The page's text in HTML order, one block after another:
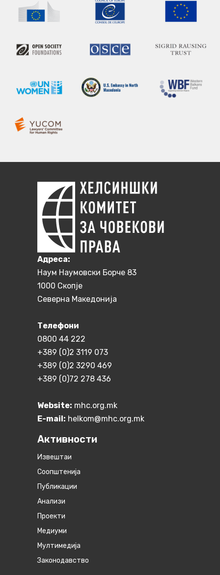
Aдреса:
Наум Наумовски Борче 83
1000 Скопје
Северна Македонија
Телефони
0800 44 222
+389 (0)2 3119 073
+389 (0)2 3290 469
+389 (0)72 278 436
Website: mhc.org.mk
E-mail: helkom@mhc.org.mk
Активности
Извештаи
Соопштенија
Публикации
Анализи
Проекти
Медиуми
Мултимедија
Законодавство